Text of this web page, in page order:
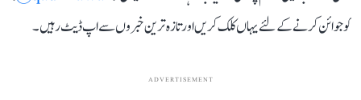
کو جوائن کرنے کے لئے یہاں کلک کریں اور تازہ ترین خبروں سے اپ ڈیٹ رہیں۔
ADVERTISEMENT